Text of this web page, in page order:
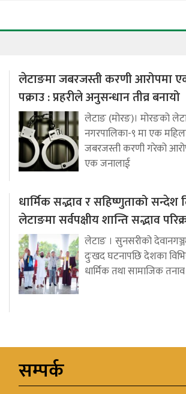
लेटाङमा जबरजस्ती करणी आरोपमा
पक्राउ : प्रहरीले अनुसन्धान तीव्र बनायो
लेटाङ (मोरङ)। मोरङको
नगरपालिका-९ मा एक
जबरजस्ती करणी गरेको
एक जनालाई
धार्मिक सद्भाव र सहिष्णुताको सन्देश
लेटाङमा सर्वपक्षीय शान्ति सद्भाव
लेटाङ । सुनसरीको
दुःखद घटनापछि देशका
धार्मिक तथा सामाजिक
सम्पर्क